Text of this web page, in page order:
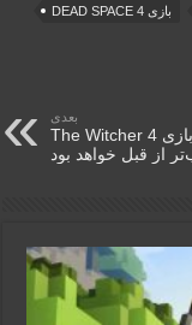
بازی DEAD SPACE 4
بعدی
جهان باز بازی The Witcher 4
از قبل خواهد بود